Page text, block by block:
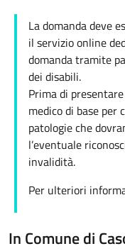
La domanda deve
il servizio online
domanda tramite
dei disabili.
Prima di
medico di base
patologie che
l’eventuale
invalidità.
Per ulteriori
In Comune di